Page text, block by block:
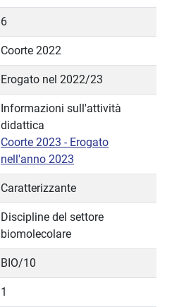
6
Coorte 2022
Erogato nel 2022/23
Informazioni sull'attività
didattica
Coorte 2023 - Erogato
nell'anno 2023
Caratterizzante
Discipline del settore
biomolecolare
BIO/10
1